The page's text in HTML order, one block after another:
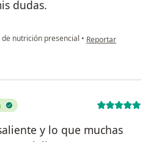
dudas.
de nutrición presencial • en opinión del
Reportar
y lo que muchas